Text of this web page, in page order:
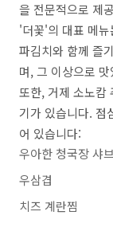
을 전문적으로 제
'더꽃'의 대표 메
파김치와 함께 즐
며, 그 이상으로
또한, 거제 소노캄
기가 있습니다. 점
어 있습니다:
우아한 청국장 샤브
우삼겹
치즈 계란찜